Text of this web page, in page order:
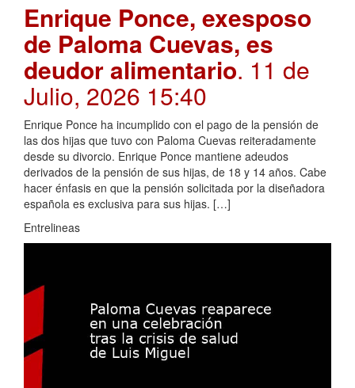
Enrique Ponce, exesposo
de Paloma Cuevas, es
deudor alimentario. 11 de
Julio, 2026 15:40
Enrique Ponce ha incumplido con el pago de la pensión de
las dos hijas que tuvo con Paloma Cuevas reiteradamente
desde su divorcio. Enrique Ponce mantiene adeudos
derivados de la pensión de sus hijas, de 18 y 14 años. Cabe
hacer énfasis en que la pensión solicitada por la diseñadora
española es exclusiva para sus hijas. […]
Entrelineas